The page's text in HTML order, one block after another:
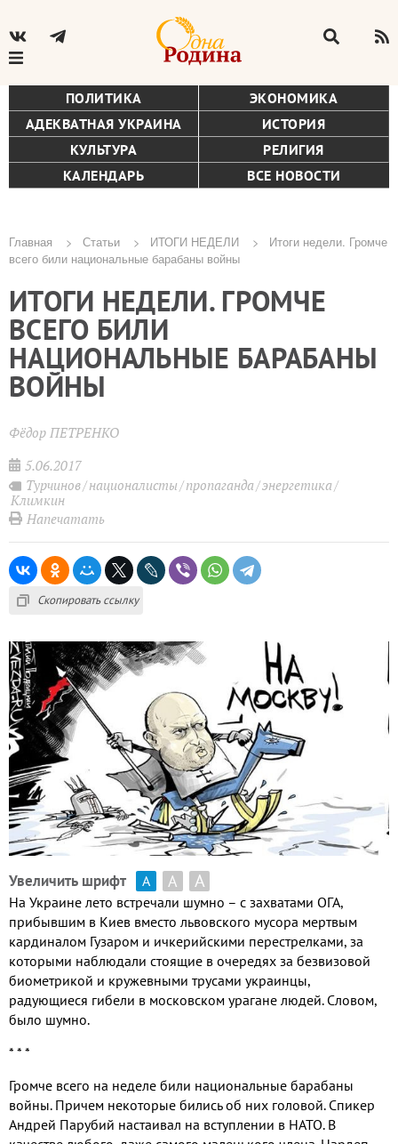
ПОЛИТИКА
ЭКОНОМИКА
АДЕКВАТНАЯ УКРАИНА
ИСТОРИЯ
КУЛЬТУРА
РЕЛИГИЯ
КАЛЕНДАРЬ
ВСЕ НОВОСТИ
Строка
навигации
Главная Статьи ИТОГИ НЕДЕЛИ
Итоги недели. Громче
всего били национальные барабаны войны
ИТОГИ НЕДЕЛИ. ГРОМЧЕ
ВСЕГО БИЛИ
НАЦИОНАЛЬНЫЕ БАРАБАНЫ
ВОЙНЫ
Фёдор ПЕТРЕНКО
5.06.2017
Турчинов националисты пропаганда энергетика
Климкин
Напечатать
Скопировать ссылку
Увеличить шрифт А А А
На Украине лето встречали шумно – с захватами ОГА,
прибывшим в Киев вместо львовского мусора мертвым
кардиналом Гузаром и ичкерийскими перестрелками, за
которыми наблюдали стоящие в очередях за безвизовой
биометрикой и кружевными трусами украинцы,
радующиеся гибели в московском урагане людей. Словом,
было шумно.
* * *
Громче всего на неделе били национальные барабаны
войны. Причем некоторые бились об них головой. Спикер
Андрей Парубий настаивал на вступлении в НАТО. В